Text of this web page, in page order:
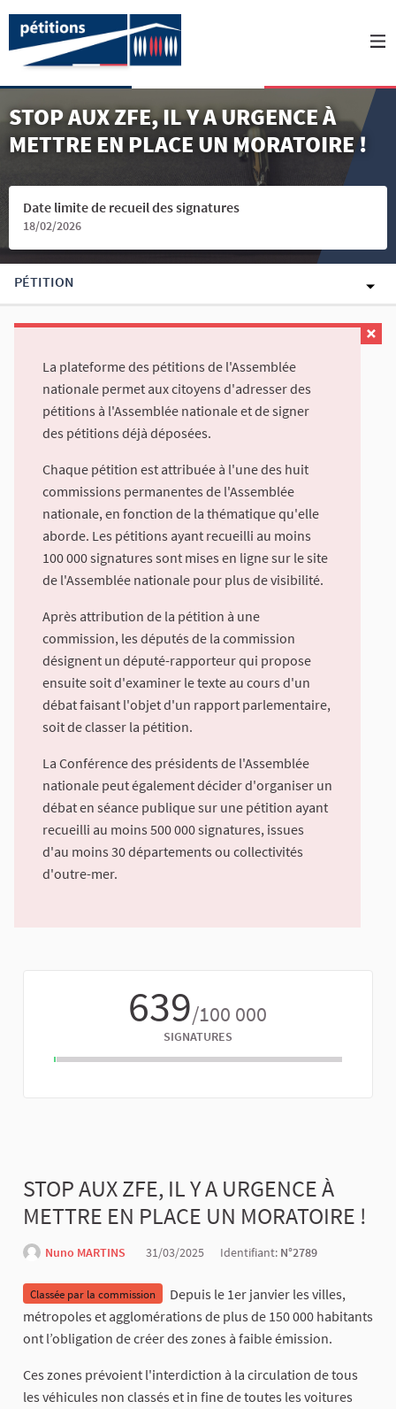
STOP AUX ZFE, IL Y A URGENCE À
METTRE EN PLACE UN MORATOIRE !
Date limite de recueil des signatures
18/02/2026
PÉTITION
La plateforme des pétitions de l'Assemblée
nationale permet aux citoyens d'adresser des
pétitions à l'Assemblée nationale et de signer
des pétitions déjà déposées.
Chaque pétition est attribuée à l'une des huit
commissions permanentes de l'Assemblée
nationale, en fonction de la thématique qu'elle
aborde. Les pétitions ayant recueilli au moins
100 000 signatures sont mises en ligne sur le site
de l'Assemblée nationale pour plus de visibilité.
Après attribution de la pétition à une
commission, les députés de la commission
désignent un député-rapporteur qui propose
ensuite soit d'examiner le texte au cours d'un
débat faisant l'objet d'un rapport parlementaire,
soit de classer la pétition.
La Conférence des présidents de l'Assemblée
nationale peut également décider d'organiser un
débat en séance publique sur une pétition ayant
recueilli au moins 500 000 signatures, issues
d'au moins 30 départements ou collectivités
d'outre-mer.
639/100 000
SIGNATURES
STOP AUX ZFE, IL Y A URGENCE À
METTRE EN PLACE UN MORATOIRE !
Nuno MARTINS 31/03/2025 Identifiant: N°2789
Classée par la commission
Depuis le 1er janvier les villes,
métropoles et agglomérations de plus de 150 000 habitants
ont l’obligation de créer des zones à faible émission.
Ces zones prévoient l'interdiction à la circulation de tous
les véhicules non classés et in fine de toutes les voitures